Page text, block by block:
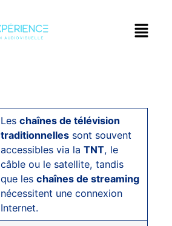
Leschaînes de télévision
traditionnelles sont souvent
accessibles via laTNT, le
câble ou le satellite, tandis
que leschaînes de streaming
nécessitent une connexion
Internet.